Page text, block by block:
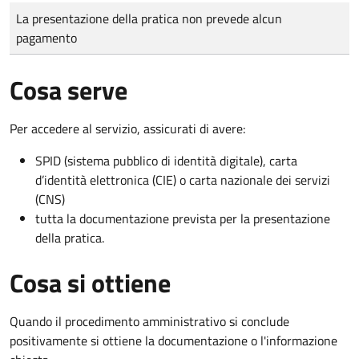
Tipo di pagamento
Importo
La presentazione della pratica non prevede alcun
pagamento
Cosa serve
Per accedere al servizio, assicurati di avere:
SPID (sistema pubblico di identità digitale), carta
d’identità elettronica (CIE) o carta nazionale dei servizi
(CNS)
tutta la documentazione prevista per la presentazione
della pratica.
Cosa si ottiene
Quando il procedimento amministrativo si conclude
positivamente si ottiene la documentazione o l'informazione